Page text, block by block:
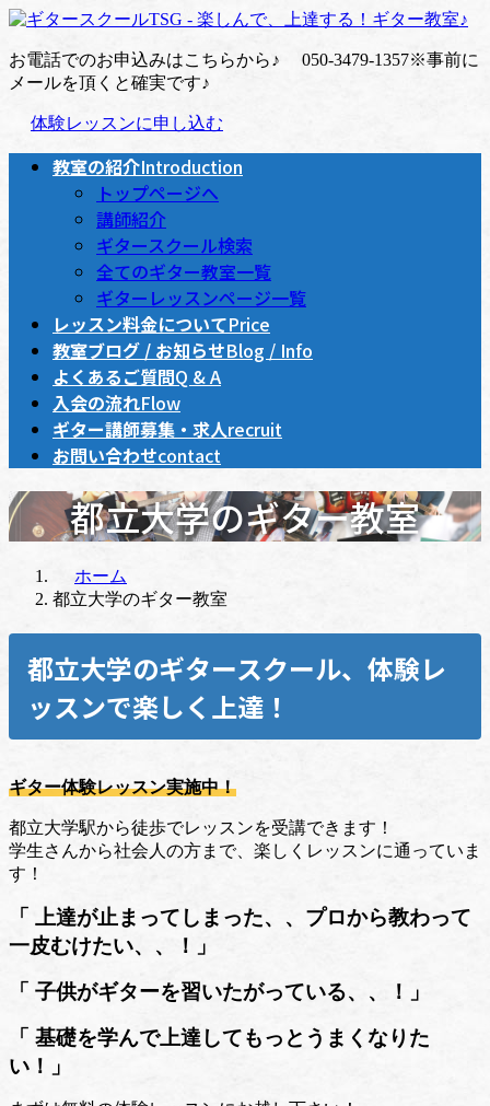
コ
テ
ン
ス
ナ
ゲ
ー
ン
お電話でのお申込みはこちらから♪ 050-3479-1357※事前に
メールを頂くと確実です♪
体験レッスンに申し込む
教室の紹介Introduction
トップページへ
講師紹介
ギタースクール検索
全てのギター教室一覧
ギターレッスンページ一覧
レッスン料金についてPrice
教室ブログ / お知らせBlog / Info
よくあるご質問Q & A
入会の流れFlow
ギター講師募集・求人recruit
お問い合わせcontact
都立大学のギター教室
ホーム
都立大学のギター教室
都立大学のギタースクール、体験レ
ッスンで楽しく上達！
ギター体験レッスン実施中！
都立大学駅から徒歩でレッスンを受講できます！
学生さんから社会人の方まで、楽しくレッスンに通っていま
す！
「 上達が止まってしまった、、プロから教わって
一皮むけたい、、！
」
「 子供がギターを習いたがっている、、！
」
「 基礎を学んで上達してもっとうまくなりた
い！」